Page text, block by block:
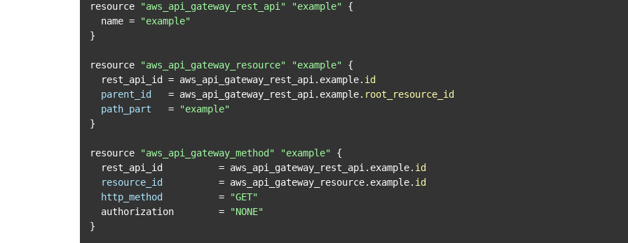
resource "aws_api_gateway_rest_api" "example" {
  name =
"example"
}
resource "aws_api_gateway_resource" "example" {
  rest_api_id = aws_api_gateway_rest_api.example.
id
parent_id
= aws_api_gateway_rest_api.example. root_resource_id
path_part
=
"example"
}
resource "aws_api_gateway_method" "example" {
  rest_api_id          = aws_api_gateway_rest_api.example.
id
resource_id
= aws_api_gateway_resource.example. id
http_method
=
"GET"
  authorization        =
"NONE"
}